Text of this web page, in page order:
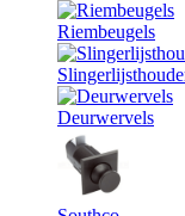
Riembeugels
Deurwervels